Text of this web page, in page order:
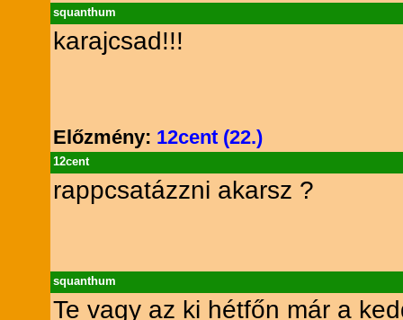
squanthum
karajcsad!!!
Előzmény: 12cent (22.)
12cent
rappcsatázzni akarsz ?
squanthum
Te vagy az ki hétfőn már a